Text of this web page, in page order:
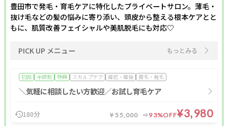
豊田市で発毛・育毛ケアに特化したプライベートサロン。薄毛・
抜け毛などの髪の悩みに寄り添い、頭皮から整える根本ケアとと
もに、肌質改善フェイシャルや美肌脱毛にも対応♡
PICK UP メニュー もっとみる
初回 半額割 特典 スカルプケア 産前・産後 育毛・発毛
＼気軽に相談したい方歓迎／お試し育毛ケア
180分 ￥55,000 93%OFF¥3,980